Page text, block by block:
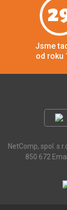
Jsme
od roku
NetComp, spol. s
850 672